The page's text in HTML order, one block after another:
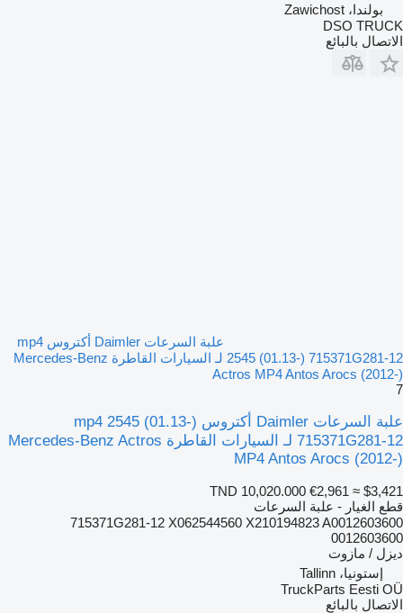
بولندا، Zawichost
DSO TRUCK
الاتصال بالبائع
علبة السرعات Daimler أكتروس mp4
2545 (01.13-) 715371G281-12 لـ السيارات القاطرة Mercedes-Benz
Actros MP4 Antos Arocs (2012-)
7
علبة السرعات Daimler أكتروس mp4 2545 (01.13-)
715371G281-12 لـ السيارات القاطرة Mercedes-Benz Actros
MP4 Antos Arocs (2012-)
TND 10,020.000 €2,961 ≈ $3,421
قطع الغيار - علبة السرعات
715371G281-12 X062544560 X210194823 A0012603600
0012603600
ديزل / مازوت
إستونيا، Tallinn
TruckParts Eesti OÜ
الاتصال بالبائع